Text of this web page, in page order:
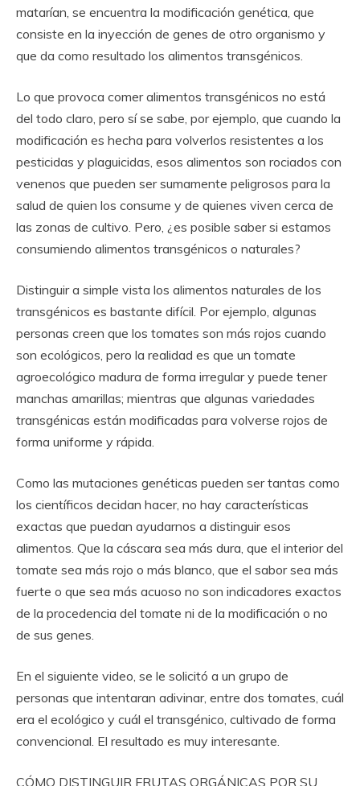
matarían, se encuentra la modificación genética, que
consiste en la inyección de genes de otro organismo y
que da como resultado los alimentos transgénicos.
Lo que provoca comer alimentos transgénicos no está
del todo claro, pero sí se sabe, por ejemplo, que cuando la
modificación es hecha para volverlos resistentes a los
pesticidas y plaguicidas, esos alimentos son rociados con
venenos que pueden ser sumamente peligrosos para la
salud de quien los consume y de quienes viven cerca de
las zonas de cultivo. Pero, ¿es posible saber si estamos
consumiendo alimentos transgénicos o naturales?
Distinguir a simple vista los alimentos naturales de los
transgénicos es bastante difícil. Por ejemplo, algunas
personas creen que los tomates son más rojos cuando
son ecológicos, pero la realidad es que un tomate
agroecológico madura de forma irregular y puede tener
manchas amarillas; mientras que algunas variedades
transgénicas están modificadas para volverse rojos de
forma uniforme y rápida.
Como las mutaciones genéticas pueden ser tantas como
los científicos decidan hacer, no hay características
exactas que puedan ayudarnos a distinguir esos
alimentos. Que la cáscara sea más dura, que el interior del
tomate sea más rojo o más blanco, que el sabor sea más
fuerte o que sea más acuoso no son indicadores exactos
de la procedencia del tomate ni de la modificación o no
de sus genes.
En el siguiente video, se le solicitó a un grupo de
personas que intentaran adivinar, entre dos tomates, cuál
era el ecológico y cuál el transgénico, cultivado de forma
convencional. El resultado es muy interesante.
CÓMO DISTINGUIR FRUTAS ORGÁNICAS POR SU